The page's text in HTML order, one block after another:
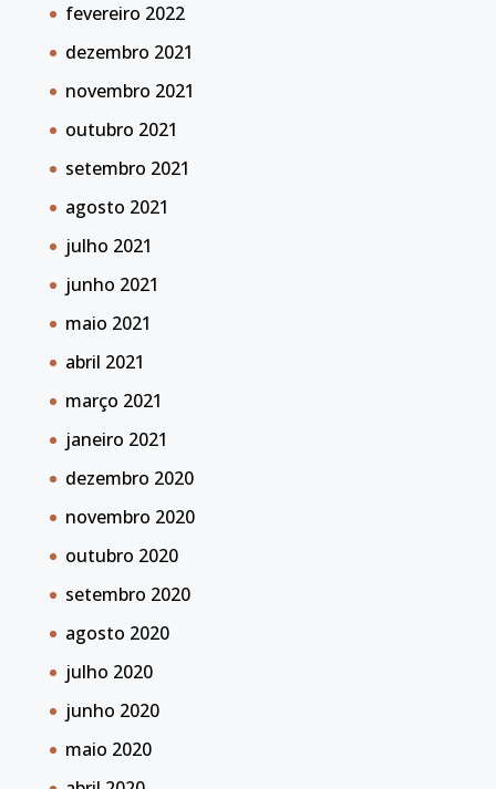
fevereiro 2022
dezembro 2021
novembro 2021
outubro 2021
setembro 2021
agosto 2021
julho 2021
junho 2021
maio 2021
abril 2021
março 2021
janeiro 2021
dezembro 2020
novembro 2020
outubro 2020
setembro 2020
agosto 2020
julho 2020
junho 2020
maio 2020